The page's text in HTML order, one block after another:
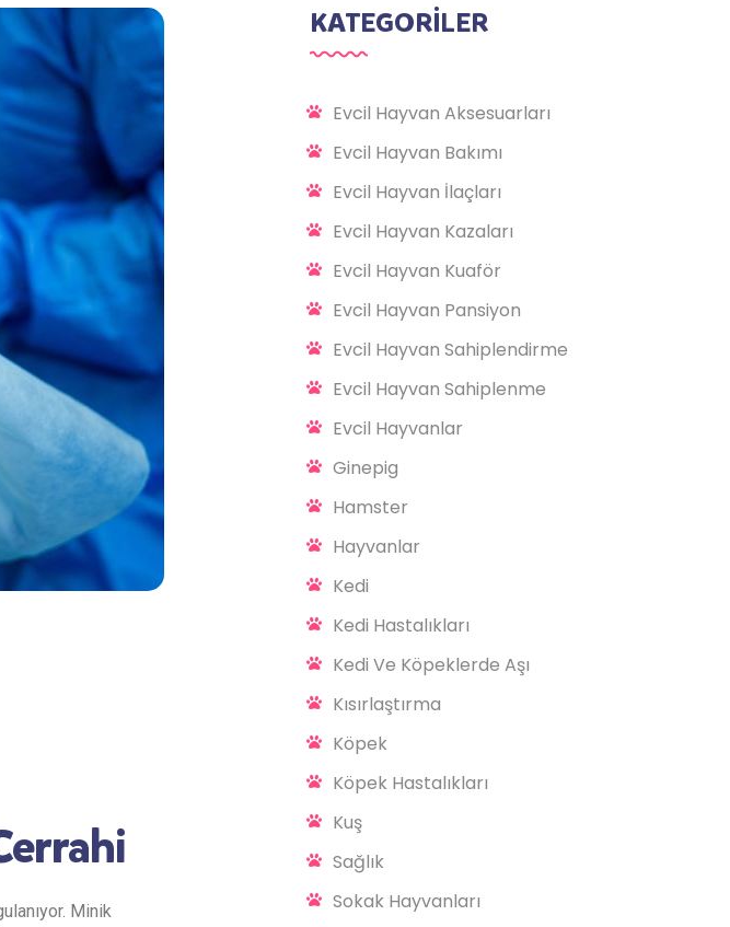
Minik
KATEGORİLER
Evcil Hayvan Aksesuarları
Evcil Hayvan Bakımı
Evcil Hayvan İlaçları
Evcil Hayvan Kazaları
Evcil Hayvan Kuaför
Evcil Hayvan Pansiyon
Evcil Hayvan Sahiplendirme
Evcil Hayvan Sahiplenme
Evcil Hayvanlar
Ginepig
Hamster
Hayvanlar
Kedi
Kedi Hastalıkları
Kedi Ve Köpeklerde Aşı
Kısırlaştırma
Köpek
Köpek Hastalıkları
Kuş
Sağlık
Sokak Hayvanları